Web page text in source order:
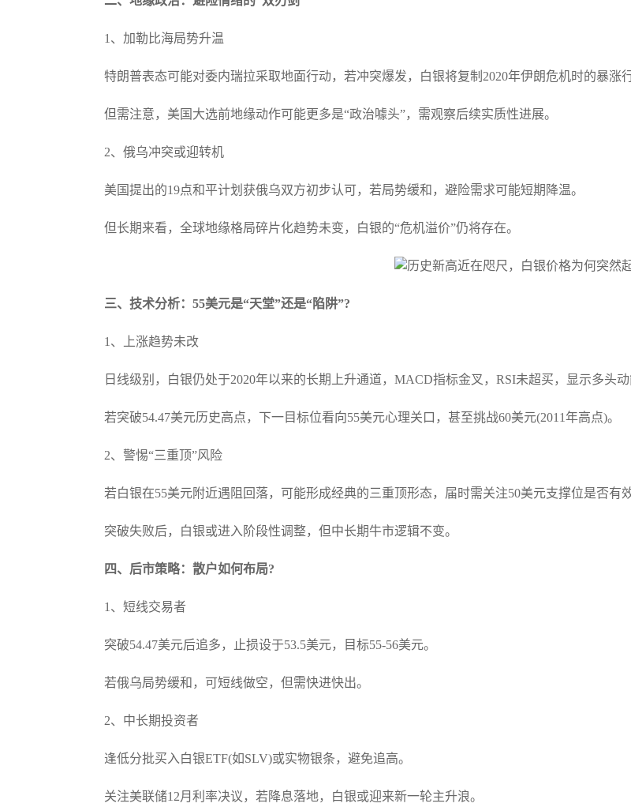
1、加勒比海局势升温
特朗普表态可能对委内瑞拉采取地面行动，若冲突爆发，白银将复制2020年伊朗危机时的暴涨
但需注意，美国大选前地缘动作可能更多是“政治噱头”，需观察后续实质性进展。
2、俄乌冲突或迎转机
美国提出的19点和平计划获俄乌双方初步认可，若局势缓和，避险需求可能短期降温。
但长期来看，全球地缘格局碎片化趋势未变，白银的“危机溢价”仍将存在。
三、技术分析：55美元是“天堂”还是“陷阱”?
1、上涨趋势未改
日线级别，白银仍处于2020年以来的长期上升通道，MACD指标金叉，RSI未超买，显示多头动
若突破54.47美元历史高点，下一目标位看向55美元心理关口，甚至挑战60美元(2011年高点)。
2、警惕“三重顶”风险
若白银在55美元附近遇阻回落，可能形成经典的三重顶形态，届时需关注50美元支撑位是否有效
突破失败后，白银或进入阶段性调整，但中长期牛市逻辑不变。
四、后市策略：散户如何布局?
1、短线交易者
突破54.47美元后追多，止损设于53.5美元，目标55-56美元。
若俄乌局势缓和，可短线做空，但需快进快出。
2、中长期投资者
逢低分批买入白银ETF(如SLV)或实物银条，避免追高。
关注美联储12月利率决议，若降息落地，白银或迎来新一轮主升浪。